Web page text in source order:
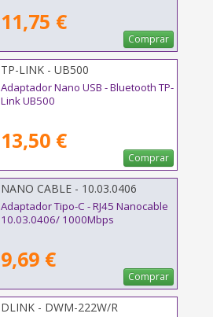
11,75 €
Comprar
TP-LINK - UB500
Adaptador Nano USB - Bluetooth TP-
Link UB500
13,50 €
Comprar
NANO CABLE - 10.03.0406
Adaptador Tipo-C - RJ45 Nanocable
10.03.0406/ 1000Mbps
9,69 €
Comprar
DLINK - DWM-222W/R